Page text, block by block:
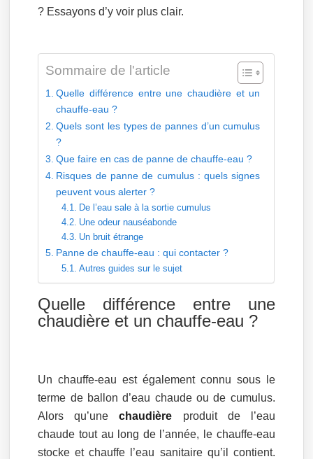
? Essayons d’y voir plus clair.
Sommaire de l'article
Quelle différence entre une chaudière et un
chauffe-eau ?
Quels sont les types de pannes d’un cumulus
?
Que faire en cas de panne de chauffe-eau ?
Risques de panne de cumulus : quels signes
peuvent vous alerter ?
De l’eau sale à la sortie cumulus
Une odeur nauséabonde
Un bruit étrange
Panne de chauffe-eau : qui contacter ?
Autres guides sur le sujet
Quelle différence entre une
chaudière et un chauffe-eau ?
Un chauffe-eau est également connu sous le
terme de ballon d’eau chaude ou de cumulus.
Alors qu’unechaudière produit de l’eau
chaude tout au long de l’année, le chauffe-eau
stocke et chauffe l’eau sanitaire qu’il contient.